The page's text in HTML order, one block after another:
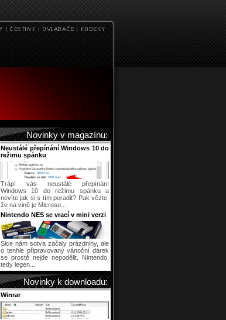
Novinky v magazínu:
Neustálé přepínání Windows 10 do
režimu spánku
Trápí vás neustálé přepínání
Windows 10 do režimu spánku a
nevíte jak si s tím poradit? Pak vězte,
že na vině je Microso...
Nintendo NES se vrací v mini verzi
Sice nám sotva začaly prázdniny, ale
o tenhle připravovaný vánoční dárek
se prostě nejde nepodělit. Nintendo,
tedy legen...
Novinky k downloadu:
Winrar